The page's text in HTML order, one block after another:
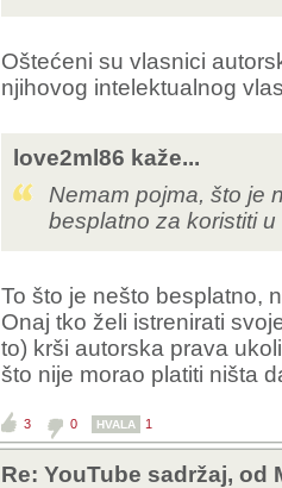
Oštećeni su vlasnici
njihovog intelektualnog
love2ml86 kaže...
Nemam pojma, što je
besplatno za koristiti
To što je nešto besplatno,
Onaj tko želi istrenirati
to) krši autorska prava
što nije morao platiti ništa
3 0 HVALA 1
Re: YouTube sadržaj, od